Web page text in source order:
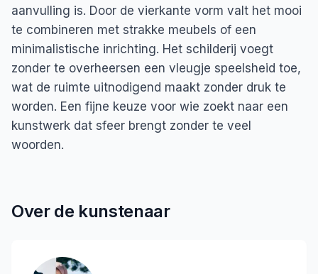
aanvulling is. Door de vierkante vorm valt het mooi
te combineren met strakke meubels of een
minimalistische inrichting. Het schilderij voegt
zonder te overheersen een vleugje speelsheid toe,
wat de ruimte uitnodigend maakt zonder druk te
worden. Een fijne keuze voor wie zoekt naar een
kunstwerk dat sfeer brengt zonder te veel
woorden.
Over de kunstenaar